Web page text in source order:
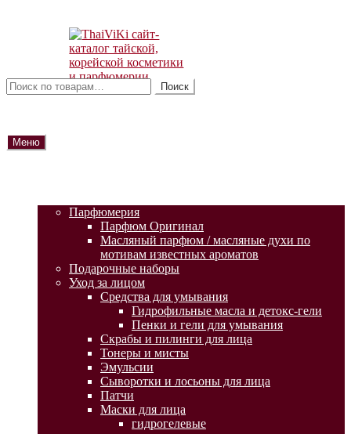
содержимому
Искать:
Поиск
Меню
Парфюмерия
Парфюм Оригинал
Масляный парфюм / масляные духи по
мотивам известных ароматов
Подарочные наборы
Уход за лицом
Средства для умывания
Гидрофильные масла и детокс-гели
Пенки и гели для умывания
Скрабы и пилинги для лица
Тонеры и мисты
Эмульсии
Сыворотки и лосьоны для лица
Патчи
Маски для лица
гидрогелевые